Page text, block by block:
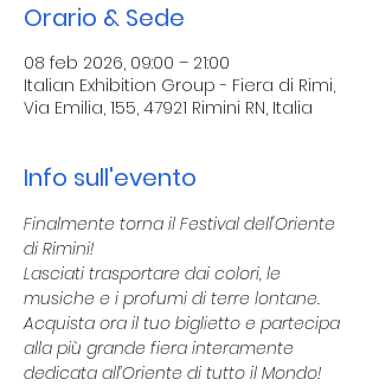
Orario & Sede
08 feb 2026, 09:00 – 21:00
Italian Exhibition Group - Fiera di Rimi,
Via Emilia, 155, 47921 Rimini RN, Italia
Info sull'evento
Finalmente torna il Festival dell'Oriente
di Rimini!
Lasciati trasportare dai colori, le
musiche e i profumi di terre lontane.
Acquista ora il tuo biglietto e partecipa
alla più grande fiera interamente
dedicata all’Oriente di tutto il Mondo!